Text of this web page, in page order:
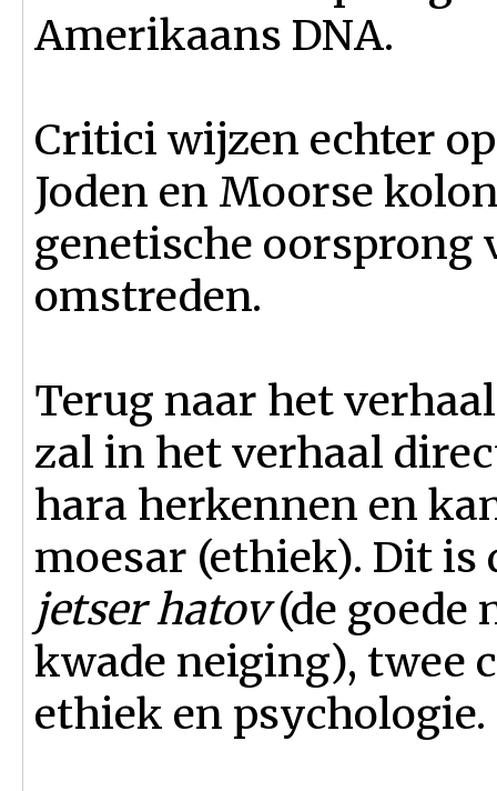
Amerikaans DNA.
Critici wijzen echter
Joden en Moorse
genetische oorsprong
omstreden.
Terug naar het
zal in het verhaal
hara herkennen en
moesar (ethiek). Dit
jetser hatov(de goede
kwade neiging), twee
ethiek en psychologie.